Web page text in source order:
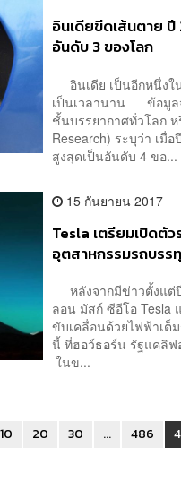
อินเดียขีดเส้นตาย
อันดับ 3 ของโลก
อินเดีย เป็นอีกหนึ่งใ
เป็นเวลานาน ข้อมูลจ
ชั้นบรรยากาศทั่วโลก ห
Research) ระบุว่า เมื่
สูงสุดเป็นอันดับ 4 ขอ...
15 กันยายน 2017
Tesla เตรียมเปิดตั
อุตสาหกรรมรถบรร
หลังจากมีข่าวตั้งแต่ปี
ลอน มัสก์ ซีอีโอ Tesla
ขับเคลื่อนด้วยไฟฟ้าเต็
นี้ ที่ฮอว์ธอร์น รัฐแคลิฟ
ในข...
10 20 30 ... 486